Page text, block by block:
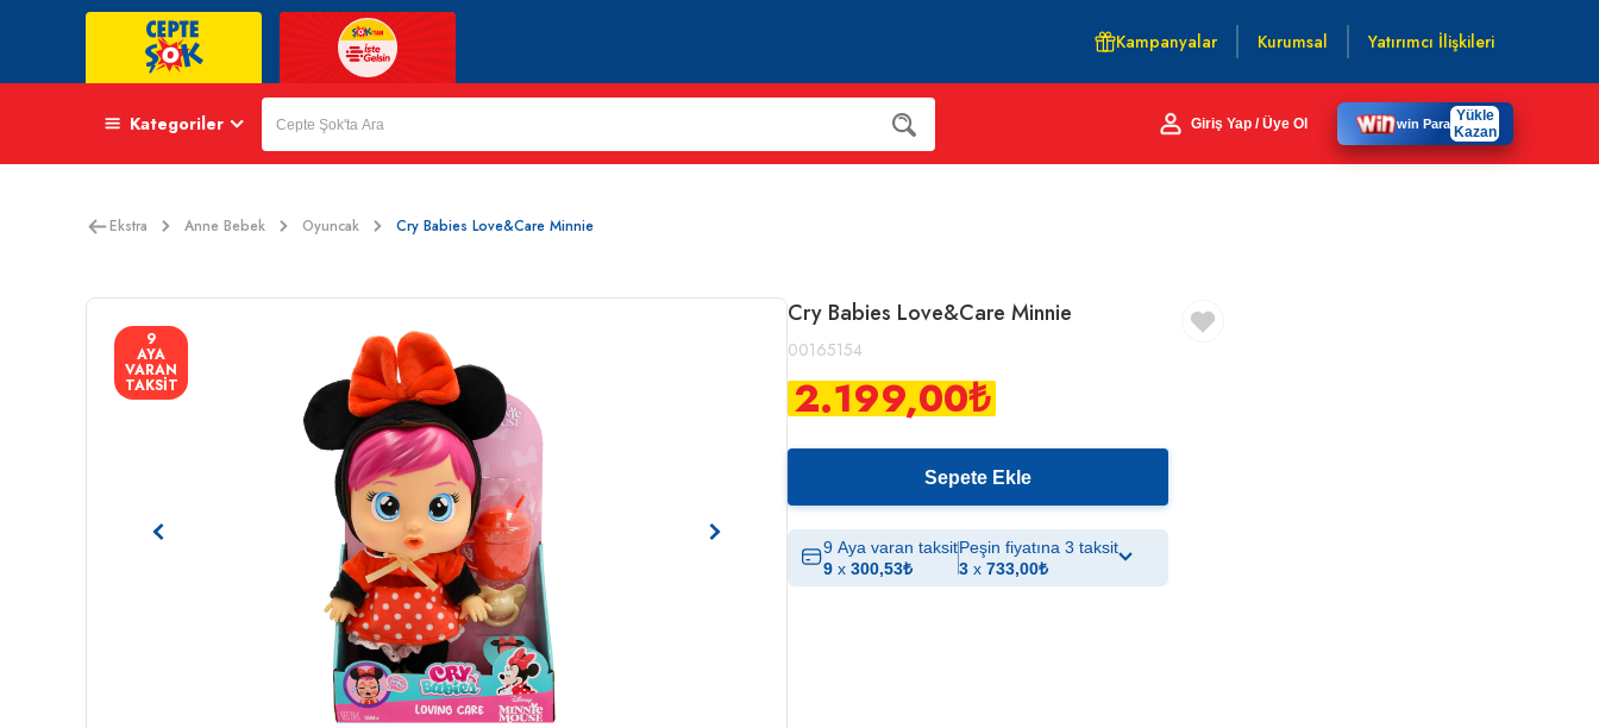
Kampanyalar Kurumsal Yatırımcı İlişkileri
Kategoriler Giriş Yap / Üye Ol win Para Yükle
Kazan
Ekstra Anne Bebek Oyuncak Cry Babies Love&Care Minnie
9
AYA
VARAN
TAKSİT
Cry Babies Love&Care Minnie
00165154
2.199,00₺
Sepete Ekle
9 Aya varan taksit
9 x 300,53₺
Peşin fiyatına 3 taksit
3 x 733,00₺